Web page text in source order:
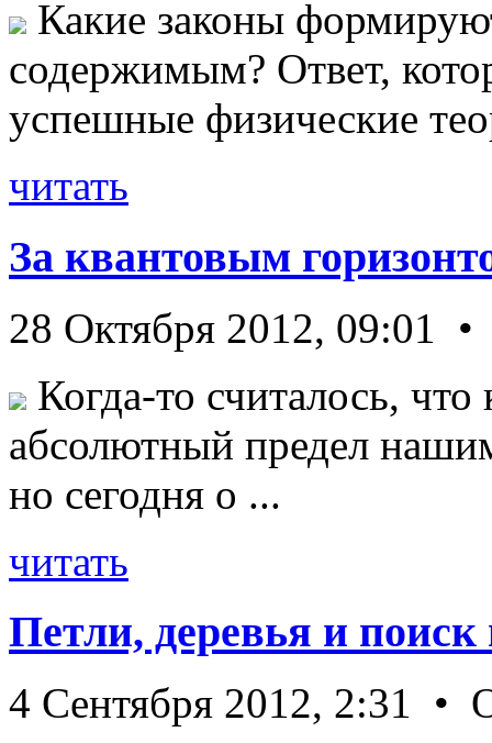
Какие законы
содержимым? Ответ,
успешные физические
читать
За квантовым
28 Октября 2012, 09:01
Когда-то считалось, что
абсолютный предел
но сегодня о ...
читать
Петли, деревья и
4 Сентября 2012, 2:31 •